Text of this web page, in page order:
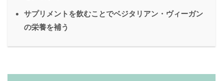
サプリメントを飲むことでベジタリアン・ヴィーガン
の栄養を補う